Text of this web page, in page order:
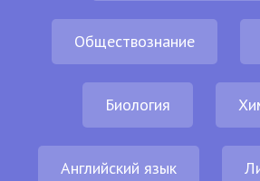
Обществознание
Биология
Английский язык